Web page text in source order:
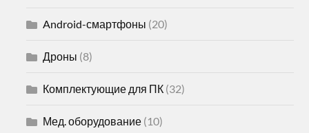
Android-смартфоны (20)
Дроны (8)
Комплектующие для ПК (32)
Мед. оборудование (10)